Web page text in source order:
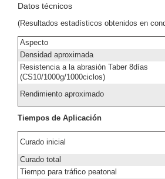
Datos técnicos
(Resultados estadísticos obtenidos en
Aspecto
Densidad aproximada
Resistencia a la abrasión Taber 8días
(CS10/1000g/1000ciclos)
Rendimiento aproximado
Tiempos de Aplicación
Curado inicial
Curado total
Tiempo para tráfico peatonal